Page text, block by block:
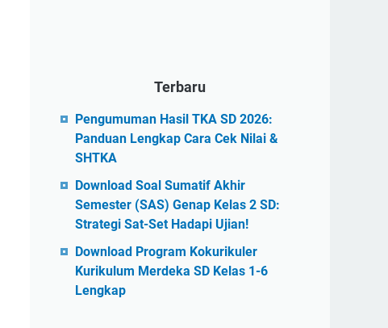
Terbaru
Pengumuman Hasil TKA SD 2026:
Panduan Lengkap Cara Cek Nilai &
SHTKA
Download Soal Sumatif Akhir
Semester (SAS) Genap Kelas 2 SD:
Strategi Sat-Set Hadapi Ujian!
Download Program Kokurikuler
Kurikulum Merdeka SD Kelas 1-6
Lengkap